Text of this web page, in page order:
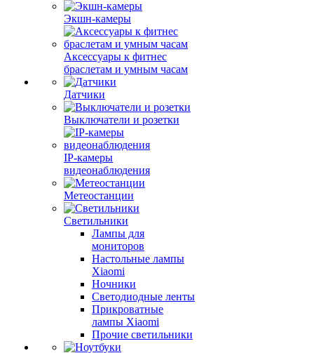
Экшн-камеры
Аксессуары к фитнес
браслетам и умным часам
Датчики
Выключатели и розетки
IP-камеры
видеонаблюдения
Метеостанции
Светильники
Лампы для
мониторов
Настольные лампы
Xiaomi
Ночники
Светодиодные ленты
Прикроватные
лампы Xiaomi
Прочие светильники